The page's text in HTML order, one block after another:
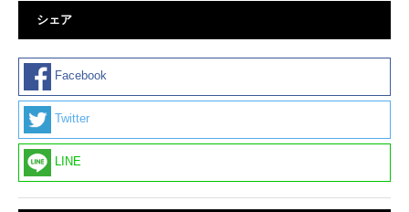
シェア
Facebook
Twitter
LINE